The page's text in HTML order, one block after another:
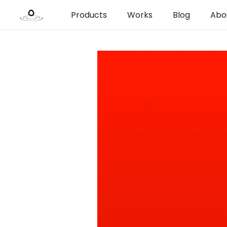
Products Works Blog